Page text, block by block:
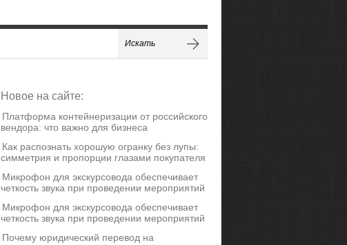
Новое на сайте:
Платформа контейнеризации от российского
вендора: что важно для бизнеса
Как распознать хорошую огранку без лупы:
симметрия и пропорции глазами покупателя
Микрофон для экскурсовода обеспечивает
четкость звука при проведении мероприятий
Микрофон для экскурсовода обеспечивает
четкость звука при проведении мероприятий
Почему юридический перевод на